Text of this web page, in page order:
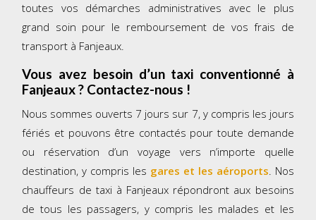
toutes vos démarches administratives avec le plus
grand soin pour le remboursement de vos frais de
transport à Fanjeaux.
Vous avez besoin d’un taxi conventionné à
Fanjeaux? Contactez-nous !
Nous sommes ouverts 7 jours sur 7, y compris les jours
fériés et pouvons être contactés pour toute demande
ou réservation d’un voyage vers n’importe quelle
destination, y compris les gares et les aéroports. Nos
chauffeurs de taxi à Fanjeaux répondront aux besoins
de tous les passagers, y compris les malades et les